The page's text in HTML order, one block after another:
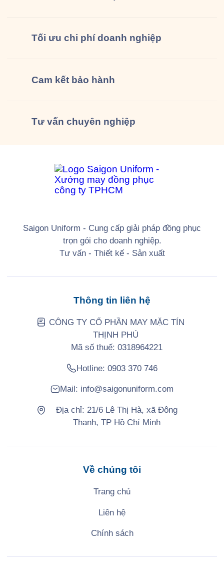
Tối ưu chi phí doanh nghiệp
Cam kết bảo hành
Tư vấn chuyên nghiệp
Saigon Uniform - Cung cấp giải pháp đồng phục
trọn gói cho doanh nghiệp.
Tư vấn - Thiết kế - Sản xuất
Thông tin liên hệ
CÔNG TY CỔ PHẦN MAY MẶC TÍN
THỊNH PHÚ
Mã số thuế: 0318964221
Hotline: 0903 370 746
Mail: info@saigonuniform.com
Địa chỉ: 21/6 Lê Thị Hà, xã Đông
Thạnh, TP Hồ Chí Minh
Về chúng tôi
Trang chủ
Liên hệ
Chính sách